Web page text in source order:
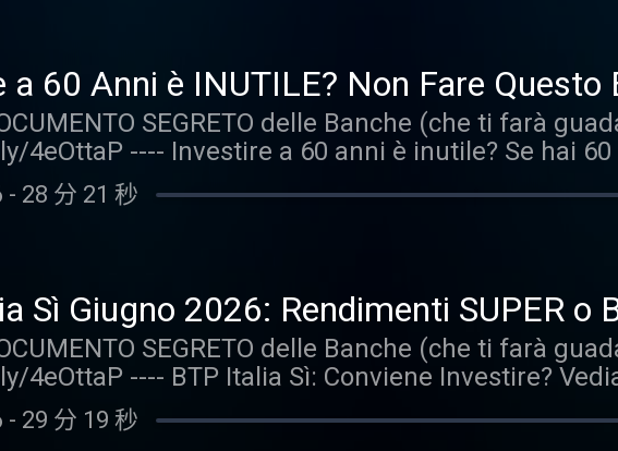
professionale. La Affari Miei declina qualsiasi
intraprese dai fruitori dei contenuti a seguito
+++ FINE DISCLAIMER +++ Prenota una
ti guideremo nella scelta delle soluzioni più
tra le generazioni Dove sono le fregature negli
2 Fregatura: Comportamento con i
- Leggi con Attenzione! +++ "Storie, Storielle
ideata dalla Affari Miei in cui vengono letti i
ufficiali. Le storie sono reali ma anonimizzate
possono far risalire all'autore. Nel corso del
una consulenza professionale. La Affari Miei
sulle azioni eventualmente intraprese dai
o dell'ascolto del podcast. +++ FINE DISCLAIMER
il team di Affari Miei, ti guideremo nella scelta
3ZHtAg2 —
a 60 Anni è INUTILE? Non Fare Questo
SEGRETO delle Banche (che ti farà
4eOttaP ---- Investire a 60 anni è inutile? Se hai
perché potrebbe costarti caro. Siamo partiti da
è investire a 60 anni e quali errori non devono
la vita è sacrosanto I soldi ai figli Il commento di
mattone non è sicurezza Cosa ne pensi? +++
+++ "Storie, Storielle e Storiacce di Investimenti" è
letti i messaggi recapitati dagli utenti ai
reali ma anonimizzate perché vengono esclusi
corso del podcast gli autori esprimono le
- 28 分 21 秒
Sì Giugno 2026: Rendimenti SUPER o
SEGRETO delle Banche (che ti farà
4eOttaP ---- BTP Italia Sì: Conviene Investire?
circa il titolo di Stato in emissione dal 15
oppure no investire nel BTP Italia Sì. Nello
- 29 分 19 秒